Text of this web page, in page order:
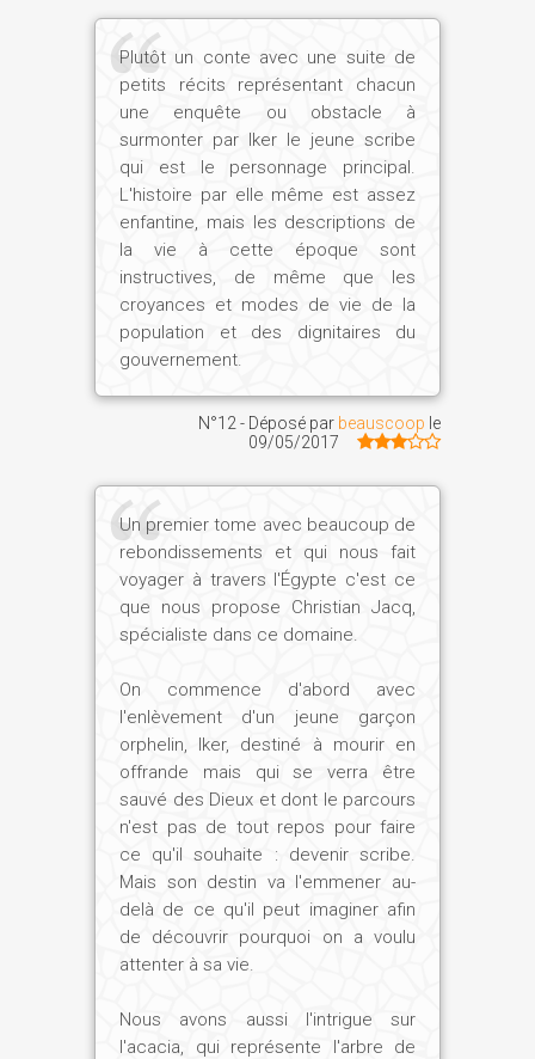
Aller jusqu'au bout, ouvrir toutes les
portes, connaître la face cachée du réel,
vivre un amour unique et impossible :
telles sont quelques-unes des facettes
de ce personnage, promis à la plus
extraordinaire des aventures : la
traversée de la mort.
Un troisième personnage, l'Annonciateur,
diabolique celui-là, hante les déserts
pour rameuter des troupes. Dans quel but
Tout au long de son existence,
des sables », des bandes de pillards plus
ou moins nombreuses et organisées. Le
désert était considéré comme un lieu
redoutable, peuplé de monstres et de
créatures dangereuses.
l'Annonciateur est animé d'un feu
destructeur dont il se sert pour tenter de
tuer l'arbre de vie d'Abydos, pour
empêcher Osiris de ressusciter, et pour
consumer l'institution pharaonique —
obstacle à l'expansion de la nouvelle
croyance qu'il veut imposer au monde.
Seul interprète de Dieu, l'Annonciateur se
désaltère avec le sel de Seth et se
transforme en faucon-homme afin de
bien des Cananéens que des dignitaires
égyptiens, il se pose, dans les ténèbres,
Plutôt un conte avec une suite de
petits récits représentant chacun
une enquête ou obstacle à
surmonter par Iker le jeune scribe
qui est le personnage principal.
L'histoire par elle même est assez
enfantine, mais les descriptions de
la vie à cette époque sont
instructives, de même que les
croyances et modes de vie de la
population et des dignitaires du
gouvernement.
N°12 - Déposé par beauscoop le
09/05/2017
Un premier tome avec beaucoup de
rebondissements et qui nous fait
voyager à travers l'Égypte c'est ce
que nous propose Christian Jacq,
spécialiste dans ce domaine.
On commence d'abord avec
l'enlèvement d'un jeune garçon
orphelin, Iker, destiné à mourir en
offrande mais qui se verra être
sauvé des Dieux et dont le parcours
n'est pas de tout repos pour faire
ce qu'il souhaite : devenir scribe.
Mais son destin va l'emmener au-
delà de ce qu'il peut imaginer afin
de découvrir pourquoi on a voulu
attenter à sa vie.
Nous avons aussi l'intrigue sur
l'acacia, qui représente l'arbre de